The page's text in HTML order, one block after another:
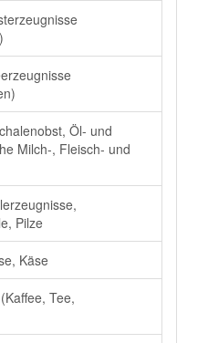
Öl- und
Milch-, Fleisch- und
Pilze
Käse
Tee,